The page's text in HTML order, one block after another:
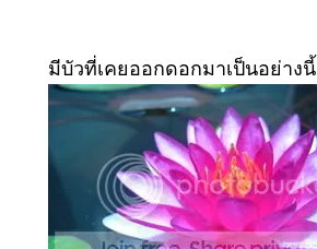
มีบัวที่เคยออกดอกมาเป็นอย่างนี้